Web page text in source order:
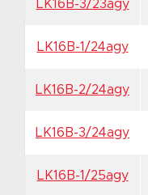
LK16B-3/23agy
LK16B-1/24agy
LK16B-2/24agy
LK16B-3/24agy
LK16B-1/25agy